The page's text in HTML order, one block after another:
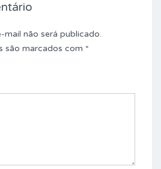
mail não será publicado.
são marcados com *